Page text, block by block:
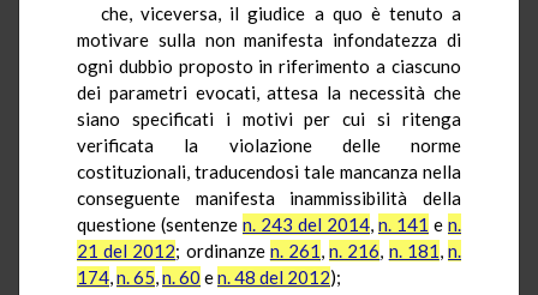
che, viceversa, il giudice a quo è tenuto a
motivare sulla non manifesta infondatezza di
ogni dubbio proposto in riferimento a ciascuno
dei parametri evocati, attesa la necessità che
siano specificati i motivi per cui si ritenga
verificata la violazione delle norme
costituzionali, traducendosi tale mancanza nella
conseguente manifesta inammissibilità della
questione (sentenze n. 243 del 2014, n. 141 e n.
21 del 2012; ordinanze n. 261,n. 216, n. 181,n.
174,n. 65,n. 60 en. 48 del 2012);